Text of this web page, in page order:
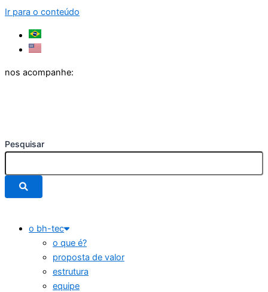
Ir para o conteúdo
nos acompanhe:
Pesquisar
o bh-tec
o que é?
proposta de valor
estrutura
equipe